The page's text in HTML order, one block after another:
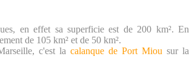
en effet sa superficie est de 200 km². En
de 105 km² et de 50 km².
c'est la calanque de Port Miou sur la